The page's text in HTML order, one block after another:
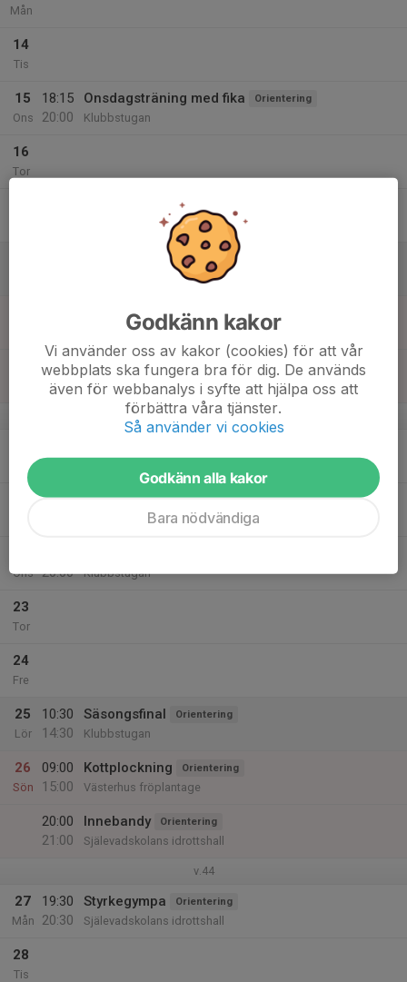
Mån
14
Tis
15
Ons
18:15
20:00
Onsdagsträning med fika Orientering
Klubbstugan
16
Tor
Kottplockning Orientering
Västerhus fröplantage
Kottplockning Orientering
Västerhus fröplantage
20:00
21:00
Innebandy Orientering
Själevadskolans idrottshall
v.43
Mån
18:15
Höstcup 1 MTBO
Ons
20:00
Klubbstugan
23
Tor
24
Fre
25
Lör
10:30
14:30
Säsongsfinal Orientering
Klubbstugan
26
Sön
09:00
15:00
Kottplockning Orientering
Västerhus fröplantage
20:00
21:00
Innebandy Orientering
Själevadskolans idrottshall
v.44
27
Mån
19:30
20:30
Styrkegympa Orientering
Själevadskolans idrottshall
28
Tis
Godkänn kakor
Vi använder oss av kakor (cookies) för att vår
webbplats ska fungera bra för dig. De används
även för webbanalys i syfte att hjälpa oss att
förbättra våra tjänster.
Så använder vi cookies
Godkänn alla kakor
Bara nödvändiga